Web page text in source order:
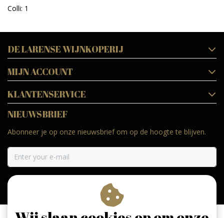
Colli: 1
DE LARENSE WIJNKOPERIJ
MIJN ACCOUNT
KLANTENSERVICE
NIEUWSBRIEF
Abonneer je op onze nieuwsbrief om op de hoogte te blijven.